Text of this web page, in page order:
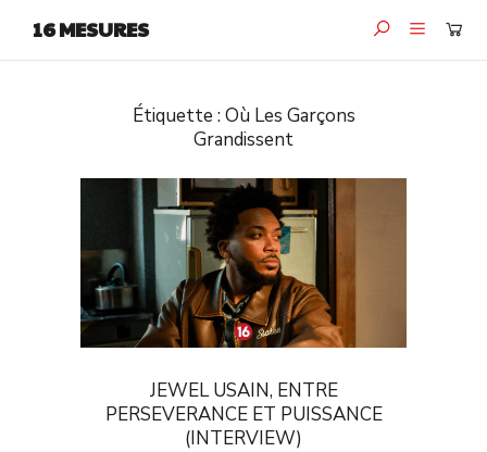
16 MESURES
Étiquette :Où Les Garçons
Grandissent
JEWEL USAIN, ENTRE
PERSEVERANCE ET PUISSANCE
(INTERVIEW)